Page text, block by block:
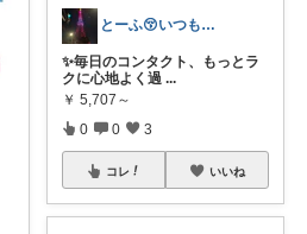
とーふ😚いつもご購入感謝です🙇
✨毎日のコンタクト、もっとラ
クに心地よく過 ...
￥ 5,707～
0 0 3
コレ いいね